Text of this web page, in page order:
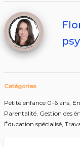
Catégories
Petite enfance 0-6 ans,
Parentalité, Gestion des
Éducation spécialisé,